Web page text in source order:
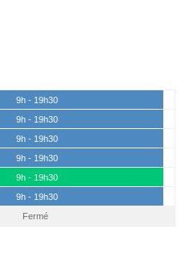
9h - 19h30
9h - 19h30
9h - 19h30
9h - 19h30
9h - 19h30
9h - 19h30
Fermé